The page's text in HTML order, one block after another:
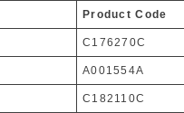
Product Code
C176270C
A001554A
C182110C